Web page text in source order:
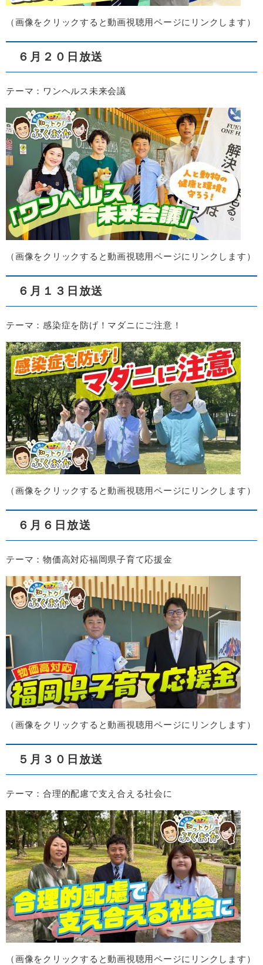
​（画像をクリックすると動画視聴用ページにリンクします）​
６月２０日放送
テーマ：ワンヘルス未来会議
​（画像をクリックすると動画視聴用ページにリンクします）​
６月１３日放送
テーマ：感染症を防げ！マダニにご注意！
​（画像をクリックすると動画視聴用ページにリンクします）​
６月６日放送
テーマ：物価高対応福岡県子育て応援金
​（画像をクリックすると動画視聴用ページにリンクします）​
５月３０日放送
テーマ：合理的配慮で支え合える社会に
​（画像をクリックすると動画視聴用ページにリンクします）​